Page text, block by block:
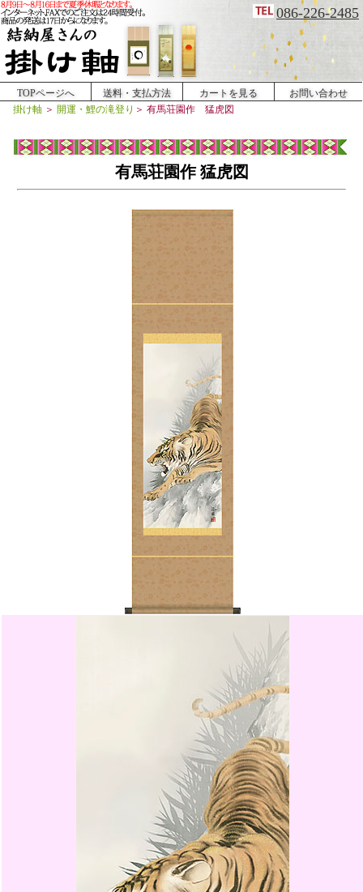
086-226-2485
TOPページへ 送料・支払方法 カートを見る
お問い合わせ
掛け軸 ＞ 開運・鯉の滝登り ＞ 有馬荘園作 猛虎図
有馬荘園作 猛虎図